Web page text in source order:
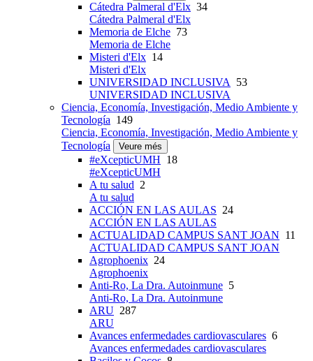
Cátedra Palmeral d'Elx 34
Cátedra Palmeral d'Elx
Memoria de Elche 73
Memoria de Elche
Misteri d'Elx 14
Misteri d'Elx
UNIVERSIDAD INCLUSIVA 53
UNIVERSIDAD INCLUSIVA
Ciencia, Economía, Investigación, Medio Ambiente y
Tecnología 149
Ciencia, Economía, Investigación, Medio Ambiente y
Tecnología
Veure més
#eXcepticUMH 18
#eXcepticUMH
A tu salud 2
A tu salud
ACCIÓN EN LAS AULAS 24
ACCIÓN EN LAS AULAS
ACTUALIDAD CAMPUS SANT JOAN 11
ACTUALIDAD CAMPUS SANT JOAN
Agrophoenix 24
Agrophoenix
Anti-Ro, La Dra. Autoinmune 5
Anti-Ro, La Dra. Autoinmune
ARU 287
ARU
Avances enfermedades cardiovasculares 6
Avances enfermedades cardiovasculares